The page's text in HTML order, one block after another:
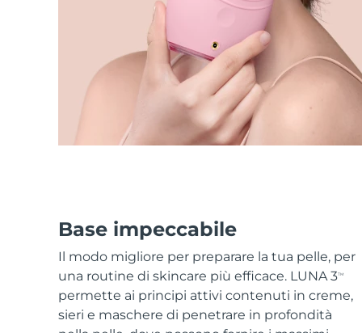
Base impeccabile
Il modo migliore per preparare la tua pelle, per
una routine di skincare più efficace. LUNA 3TM
permette ai principi attivi contenuti in creme,
sieri e maschere di penetrare in profondità